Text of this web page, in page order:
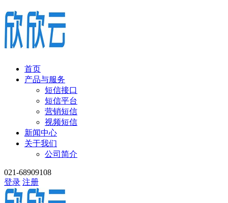
首页
产品与服务
短信接口
短信平台
营销短信
视频短信
新闻中心
关于我们
公司简介
021-68909108
登录 注册